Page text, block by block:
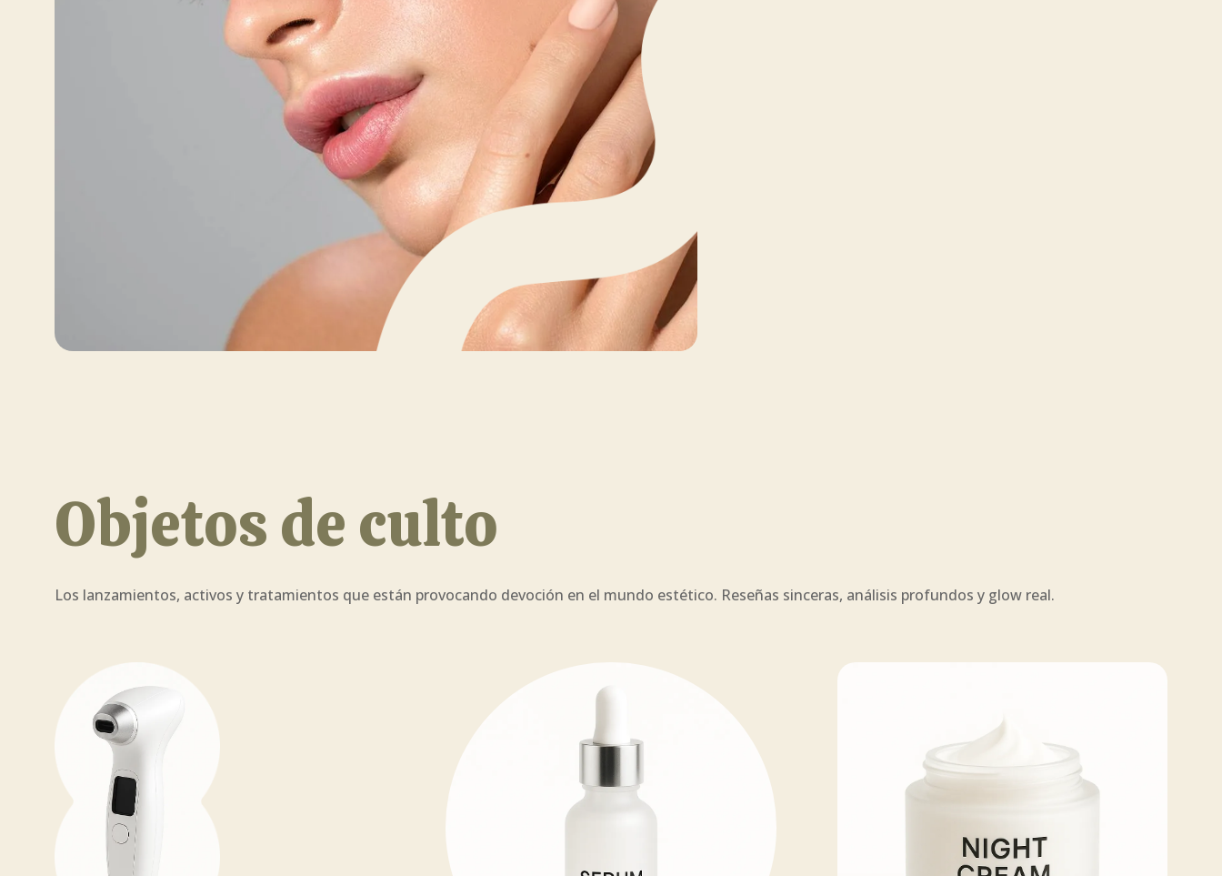
Objetos de culto
Los lanzamientos, activos y tratamientos que están provocando devoción en el mundo estético. Reseñas sinceras, análisis profundos y glow real.